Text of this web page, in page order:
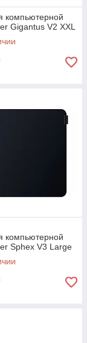
компьютерной
Gigantus V2 XXL
компьютерной
Sphex V3 Large